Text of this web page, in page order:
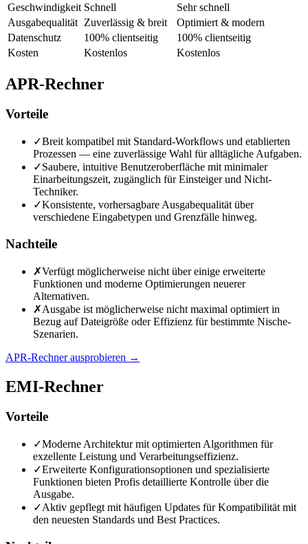
Geschwindigkeit Schnell
Sehr schnell
Ausgabequalität Zuverlässig & breit
Optimiert & modern
Datenschutz
100% clientseitig
100% clientseitig
Kosten
Kostenlos Kostenlos
APR-Rechner
Vorteile
✓Breit kompatibel mit Standard-Workflows und etablierten
Prozessen — eine zuverlässige Wahl für alltägliche Aufgaben.
✓Saubere, intuitive Benutzeroberfläche mit minimaler
Einarbeitungszeit, zugänglich für Einsteiger und Nicht-
Techniker.
✓Konsistente, vorhersagbare Ausgabequalität über
verschiedene Eingabetypen und Grenzfälle hinweg.
Nachteile
✗Verfügt möglicherweise nicht über einige erweiterte
Funktionen und moderne Optimierungen neuerer
Alternativen.
✗Ausgabe ist möglicherweise nicht maximal optimiert in
Bezug auf Dateigröße oder Effizienz für bestimmte Nische-
Szenarien.
APR-Rechner ausprobieren →
EMI-Rechner
Vorteile
✓Moderne Architektur mit optimierten Algorithmen für
exzellente Leistung und Verarbeitungseffizienz.
✓Erweiterte Konfigurationsoptionen und spezialisierte
Funktionen bieten Profis detaillierte Kontrolle über die
Ausgabe.
✓Aktiv gepflegt mit häufigen Updates für Kompatibilität mit
den neuesten Standards und Best Practices.